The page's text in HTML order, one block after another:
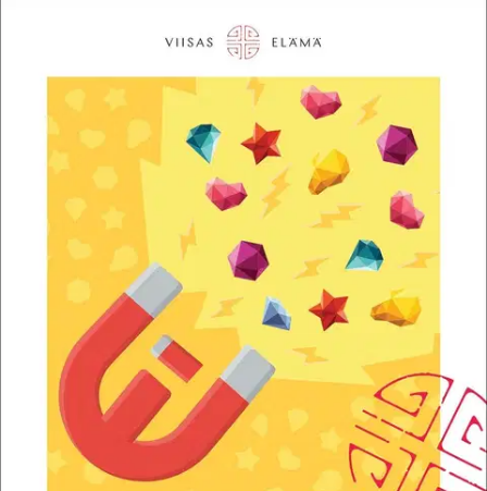
Tuotekuvaus
Tunnista rajasi, pidä puolesi ja opi sanomaan myönteisesti ei. Ei on
yksi kielen tärkeimmistä ja voimallisimmista sanoista. Kuormitumme
työ- ja perhe-elämässä erilaista pyynnöistä ja odotuksista, emmekä
välttämättä osaa sanoa ei. Neuvottelutaidon mestari William Ury
tarjoaa kirjassaan Myönteinen ei - Kuinka sanoa ei ja saada
haluamasi lopputulos konkreettisia ohjeita ja käytännön esimerkkejä
siihen, miten sanotaan myönteisesti ei joka tilanteessa.Itsellesi
tärkeät arvot ja asiat selkeytyvät, vuorovaikutus paranee ja
omanarvontuntosi kasvaa, kun osaat sanoa oikealla tavalla ei.
Yksinkertaisen, kolmivaiheisen tekniikan avulla voit oppia
sanomaan ei selkeästi, puolustamaan itseäsi ja selviämään
vastapuolen aggressiosta tai manipulointiyrityksistä ja lopulta
pääsemään positiiviseen lopputulokseen. Kirjan opit ovat